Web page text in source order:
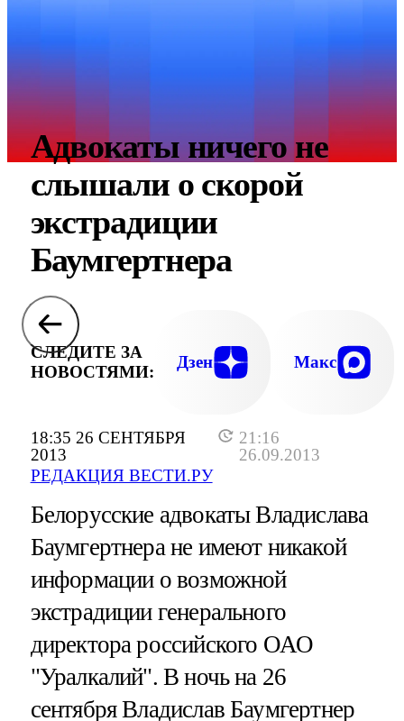
18:35 26 СЕНТЯБРЯ
2013
21:16
26.09.2013
РЕДАКЦИЯ ВЕСТИ.РУ
Адвокаты ничего не
слышали о скорой
экстрадиции
Баумгертнера
СЛЕДИТЕ ЗА
НОВОСТЯМИ:
Дзен Макс
Белорусские адвокаты Владислава
Баумгертнера не имеют никакой
информации о возможной
экстрадиции генерального
директора российского ОАО
"Уралкалий". В ночь на 26
сентября Владислав Баумгертнер